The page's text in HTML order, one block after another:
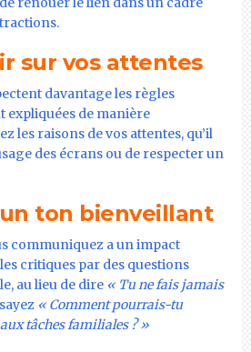
sur vos attentes
davantage les règles
expliquées de manière
les raisons de vos attentes, qu’il
des écrans ou de respecter un
ton bienveillant
communiquez a un impact
critiques par des questions
au lieu de dire « Tu ne fais jamais
« Comment pourrais-tu
tâches familiales ? »